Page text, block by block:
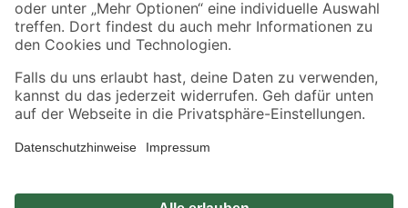
Alle Preisangaben in EUR inkl. gesetzl. MwSt.. Die dargestellten Angebote sind unter
Umständen nicht in allen Märkten verfügbar. Die angegebenen Verfügbarkeiten beziehen
Produkte nur solange der Vorrat reicht.
*Paketversand ab 59 € versandkostenfrei, gilt nicht für Artikel mit Speditionsversand, hier
Privatsphäre Impressum